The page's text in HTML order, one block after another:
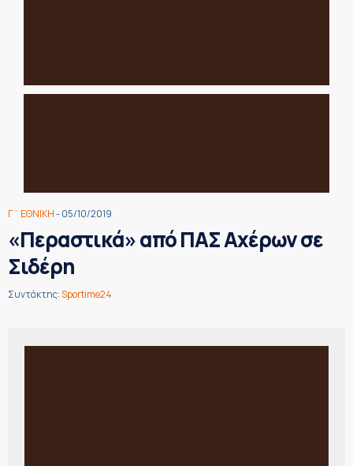
Γ΄ ΕΘΝΙΚΗ- 05/10/2019
«Περαστικά» από ΠΑΣ Αχέρων σε
Σιδέρη
Συντάκτης:Sportime24